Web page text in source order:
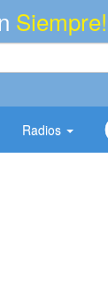
Siempre!
Radios